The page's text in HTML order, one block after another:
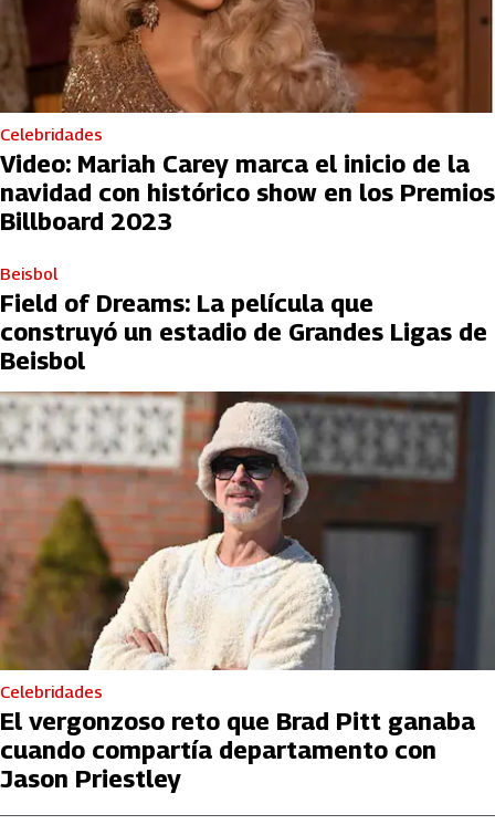
Celebridades
Video: Mariah Carey marca el inicio de la
navidad con histórico show en los Premios
Billboard 2023
Beisbol
Field of Dreams: La película que
construyó un estadio de Grandes Ligas de
Beisbol
Celebridades
El vergonzoso reto que Brad Pitt ganaba
cuando compartía departamento con
Jason Priestley